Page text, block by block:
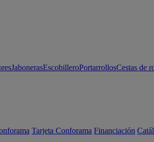
JabonerasEscobilleroPortarrollosCestas de
Tarjeta Conforama Financiación